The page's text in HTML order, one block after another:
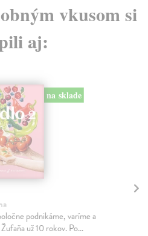
vkusom si
aj:
na sklade
podnikáme, varíme a
už 10 rokov. Po...